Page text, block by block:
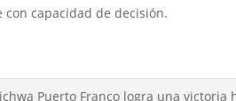
con capacidad de decisión.